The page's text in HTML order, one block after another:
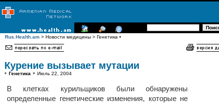
Rus.Health.am > Новости медицины > Генетика •
Курение вызывает мутации
• Генетика • Июль 22, 2004
В клетках курильщиков были обнаружены
определенные генетические изменения, которые не